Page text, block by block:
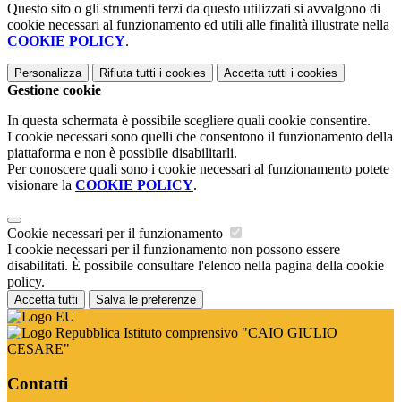
Questo sito o gli strumenti terzi da questo utilizzati si avvalgono di
cookie necessari al funzionamento ed utili alle finalità illustrate nella
COOKIE POLICY.
Personalizza Rifiuta tutti i cookies Accetta tutti i cookies
Gestione cookie
In questa schermata è possibile scegliere quali cookie consentire.
I cookie necessari sono quelli che consentono il funzionamento della
piattaforma e non è possibile disabilitarli.
Per conoscere quali sono i cookie necessari al funzionamento potete
visionare la COOKIE POLICY.
Cookie necessari per il funzionamento
I cookie necessari per il funzionamento non possono essere
disabilitati. È possibile consultare l'elenco nella pagina della cookie
policy.
Accetta tutti Salva le preferenze
Istituto comprensivo "CAIO GIULIO
CESARE"
Contatti